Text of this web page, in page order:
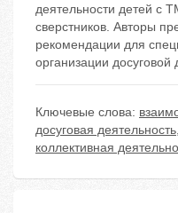
деятельности детей с
сверстников. Авторы
рекомендации для
организации досуговой
Ключевые слова:
досуговая деятельность,
коллективная